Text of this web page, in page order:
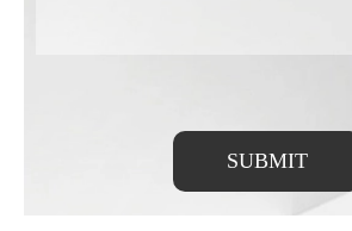
SUBMIT